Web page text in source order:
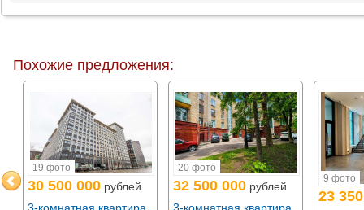
Похожие предложения:
19 фото
30 500 000 рублей
20 фото
32 500 000 рублей
3-комнатная квартира
9 фото
23